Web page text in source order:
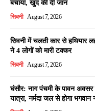
बचाया, खुद की दी जान
सिवनी August 7, 2026
सिवनी में चलती कार से हथियार
ने 4 लोगों को मारी टक्कर
सिवनी August 7, 2026
घंसौर: नाग पंचमी के पावन
यात्रा, नर्मदा जल से होगा